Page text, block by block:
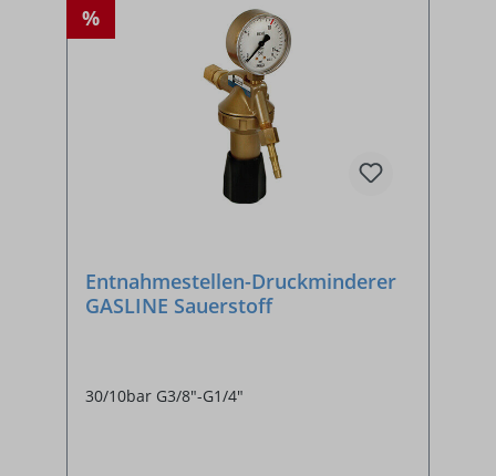
%
Entnahmestellen-Druckminderer
GASLINE Sauerstoff
30/10bar G3/8"-G1/4"